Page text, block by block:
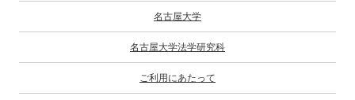
名古屋大学
名古屋大学法学研究科
ご利用にあたって